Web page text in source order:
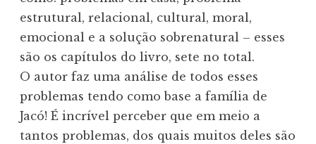
estrutural, relacional, cultural, moral,
emocional e a solução sobrenatural – esses
são os capítulos do livro, sete no total.
O autor faz uma análise de todos esses
problemas tendo como base a família de
Jacó! É incrível perceber que em meio a
tantos problemas, dos quais muitos deles são